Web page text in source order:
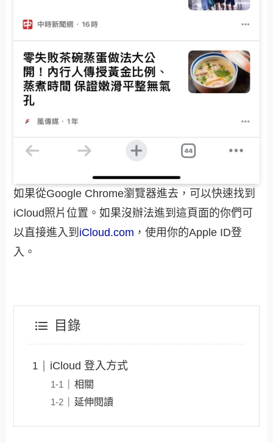
如果從Google Chrome瀏覽器進去，可以快速找到
iCloud照片位置。如果沒辦法進到這頁面的你們可
以直接進入到 iCloud.com ，使用你的Apple ID登
入。
目錄
iCloud 登入方式
相關
延伸閱讀